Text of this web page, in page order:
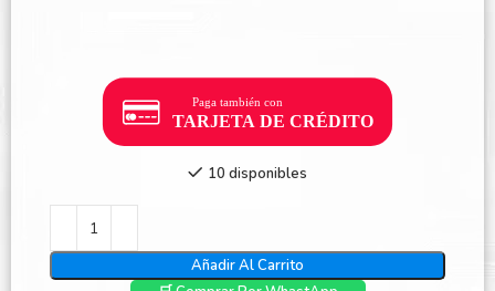
10 disponibles
Añadir Al Carrito